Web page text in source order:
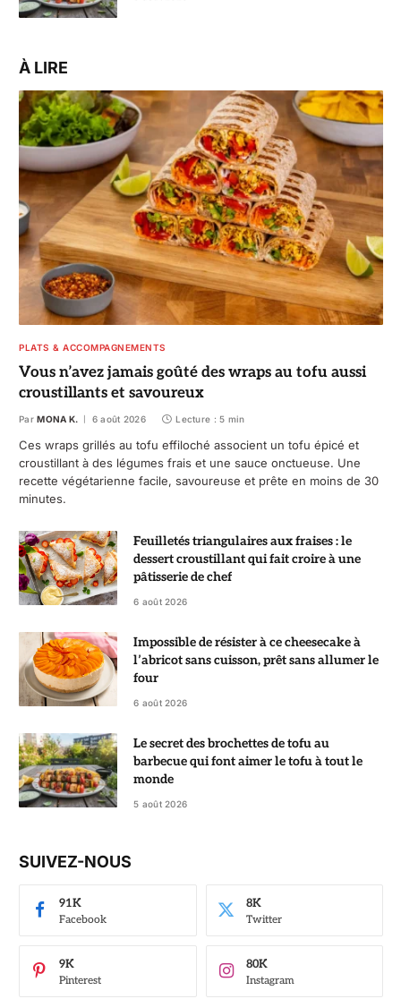
À LIRE
PLATS & ACCOMPAGNEMENTS
Vous n’avez jamais goûté des wraps au tofu aussi
croustillants et savoureux
Par MONA K. 6 août 2026 Lecture : 5 min
Ces wraps grillés au tofu effiloché associent un tofu épicé et
croustillant à des légumes frais et une sauce onctueuse. Une
recette végétarienne facile, savoureuse et prête en moins de 30
minutes.
Feuilletés triangulaires aux fraises : le
dessert croustillant qui fait croire à une
pâtisserie de chef
6 août 2026
Impossible de résister à ce cheesecake à
l’abricot sans cuisson, prêt sans allumer le
four
6 août 2026
Le secret des brochettes de tofu au
barbecue qui font aimer le tofu à tout le
monde
5 août 2026
SUIVEZ-NOUS
Facebook
91K
Twitter
8K
Pinterest
9K
Instagram
80K